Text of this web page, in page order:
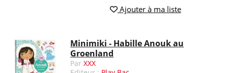
Ajouter à ma liste
Minimiki - Habille Anouk au
Groenland
ParXXX